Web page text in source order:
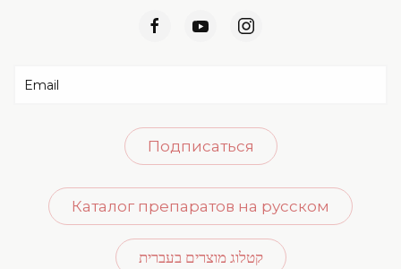
Подписаться
Каталог препаратов на русском
קטלוג מוצרים בעברית